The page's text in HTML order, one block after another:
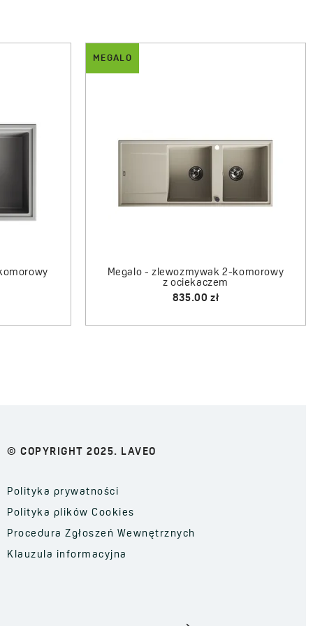
MEGALO
Megalo - zlewozmywak 2-komorowy
z ociekaczem
835.00 zł
© COPYRIGHT 2025. LAVEO
Polityka prywatności
Polityka plików Cookies
Procedura Zgłoszeń Wewnętrznych
Klauzula informacyjna